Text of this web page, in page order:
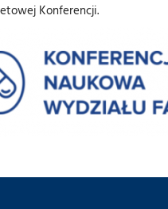
Konferencji.